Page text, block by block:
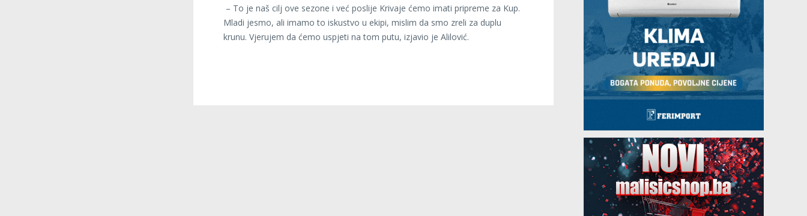
– To je naš cilj ove sezone i već poslije Krivaje ćemo imati pripreme za Kup.
Mladi jesmo, ali imamo to iskustvo u ekipi, mislim da smo zreli za duplu
krunu. Vjerujem da ćemo uspjeti na tom putu, izjavio je Alilović.